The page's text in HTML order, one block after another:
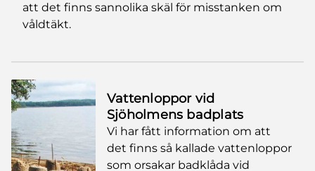
att det finns sannolika skäl för misstanken om
våldtäkt.
Vattenloppor vid
Sjöholmens badplats
Vi har fått information om att
det finns så kallade vattenloppor
som orsakar badklåda vid